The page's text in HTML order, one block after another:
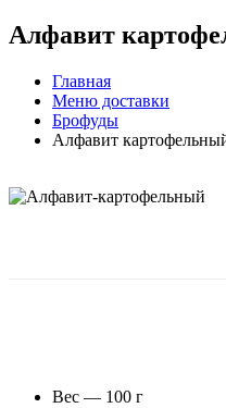
Алфавит
Главная
Меню доставки
Брофуды
Алфавит
Вес — 100 г